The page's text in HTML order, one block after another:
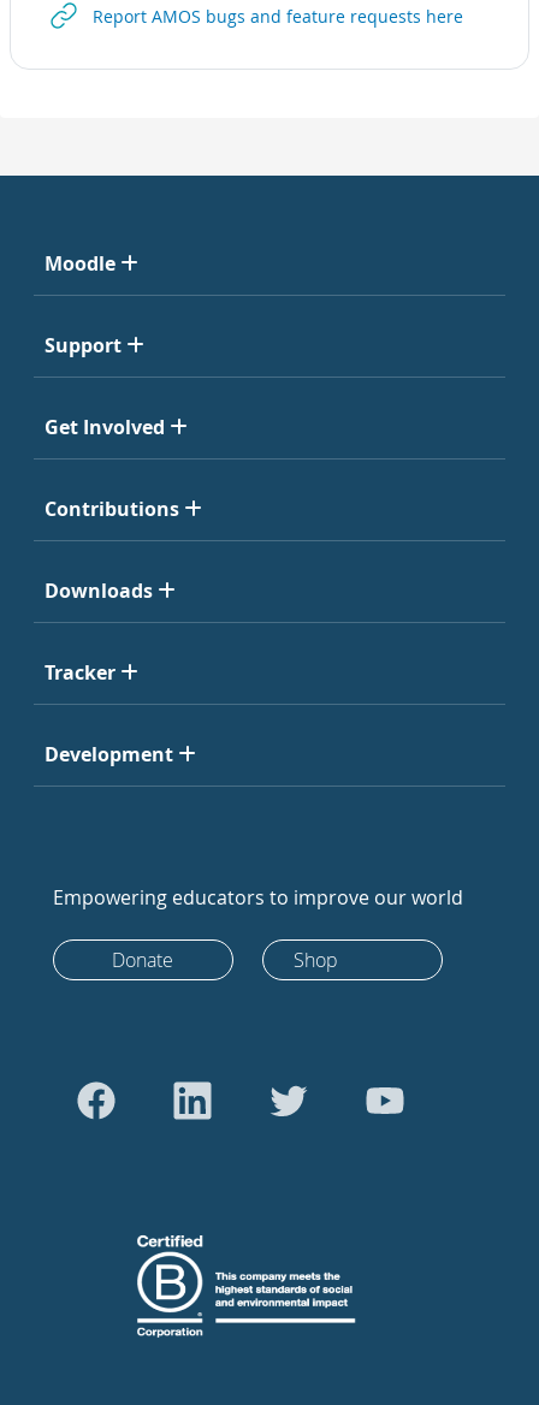
Report AMOS bugs and feature requests hereURL
Moodle
Support
Get Involved
Contributions
Downloads
Tracker
Development
Empowering educators to improve our world
Donate Shop